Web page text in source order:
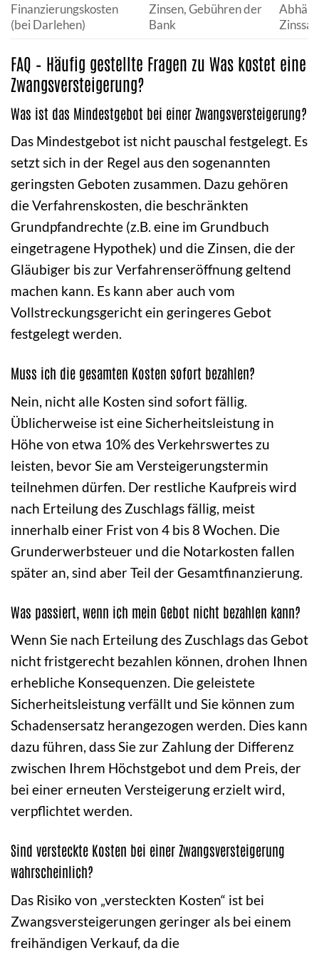
Finanzierungskosten
(bei Darlehen)
Zinsen, Gebühren der
Bank
FAQ – Häufig gestellte Fragen zu Was kostet eine
Zwangsversteigerung?
Was ist das Mindestgebot bei einer Zwangsversteigerung?
Das Mindestgebot ist nicht pauschal festgelegt. Es
setzt sich in der Regel aus den sogenannten
geringsten Geboten zusammen. Dazu gehören
die Verfahrenskosten, die beschränkten
Grundpfandrechte (z.B. eine im Grundbuch
eingetragene Hypothek) und die Zinsen, die der
Gläubiger bis zur Verfahrenseröffnung geltend
machen kann. Es kann aber auch vom
Vollstreckungsgericht ein geringeres Gebot
festgelegt werden.
Muss ich die gesamten Kosten sofort bezahlen?
Nein, nicht alle Kosten sind sofort fällig.
Üblicherweise ist eine Sicherheitsleistung in
Höhe von etwa 10% des Verkehrswertes zu
leisten, bevor Sie am Versteigerungstermin
teilnehmen dürfen. Der restliche Kaufpreis wird
nach Erteilung des Zuschlags fällig, meist
innerhalb einer Frist von 4 bis 8 Wochen. Die
Grunderwerbsteuer und die Notarkosten fallen
später an, sind aber Teil der Gesamtfinanzierung.
Was passiert, wenn ich mein Gebot nicht bezahlen kann?
Wenn Sie nach Erteilung des Zuschlags das Gebot
nicht fristgerecht bezahlen können, drohen Ihnen
erhebliche Konsequenzen. Die geleistete
Sicherheitsleistung verfällt und Sie können zum
Schadensersatz herangezogen werden. Dies kann
dazu führen, dass Sie zur Zahlung der Differenz
zwischen Ihrem Höchstgebot und dem Preis, der
bei einer erneuten Versteigerung erzielt wird,
verpflichtet werden.
Sind versteckte Kosten bei einer Zwangsversteigerung
wahrscheinlich?
Das Risiko von „versteckten Kosten“ ist bei
Zwangsversteigerungen geringer als bei einem
freihändigen Verkauf, da die